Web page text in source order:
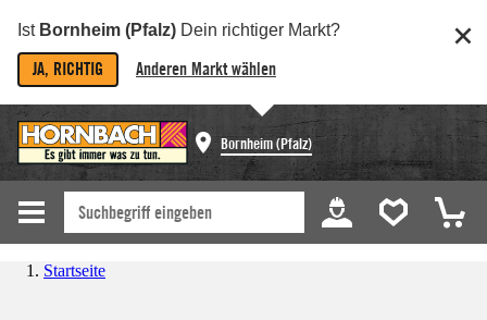
Ist Bornheim (Pfalz) Dein richtiger Markt?
JA, RICHTIG Anderen Markt wählen
Bornheim (Pfalz)
Startseite